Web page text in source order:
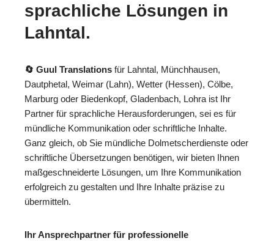
sprachliche Lösungen in
Lahntal.
🔄 Guul Translations für Lahntal, Münchhausen,
Dautphetal, Weimar (Lahn), Wetter (Hessen), Cölbe,
Marburg oder Biedenkopf, Gladenbach, Lohra ist Ihr
Partner für sprachliche Herausforderungen, sei es für
mündliche Kommunikation oder schriftliche Inhalte.
Ganz gleich, ob Sie mündliche Dolmetscherdienste oder
schriftliche Übersetzungen benötigen, wir bieten Ihnen
maßgeschneiderte Lösungen, um Ihre Kommunikation
erfolgreich zu gestalten und Ihre Inhalte präzise zu
übermitteln.
Ihr Ansprechpartner für professionelle